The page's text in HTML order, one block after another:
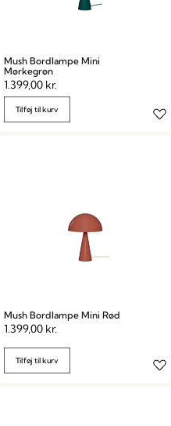
Mush Bordlampe Mini
Mørkegrøn
1.399,00 kr.
Tilføj til kurv
Mush Bordlampe Mini Rød
1.399,00 kr.
Tilføj til kurv